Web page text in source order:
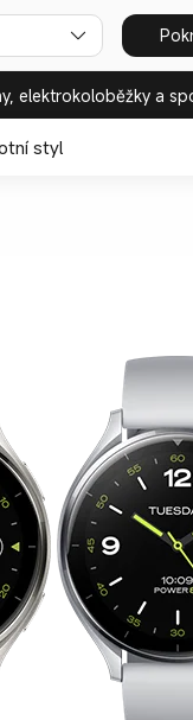
elektrokoloběžky a
styl